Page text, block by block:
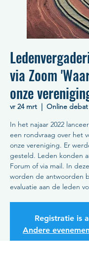
via Zoom
onze
vr 24 mrt
  |
Online debat
In het najaar 2022
een rondvraag over het
onze vereniging. Er
gesteld. Leden konden
Forum of via mail. In
worden de antwoorden
evaluatie aan de leden
Registratie is
Andere